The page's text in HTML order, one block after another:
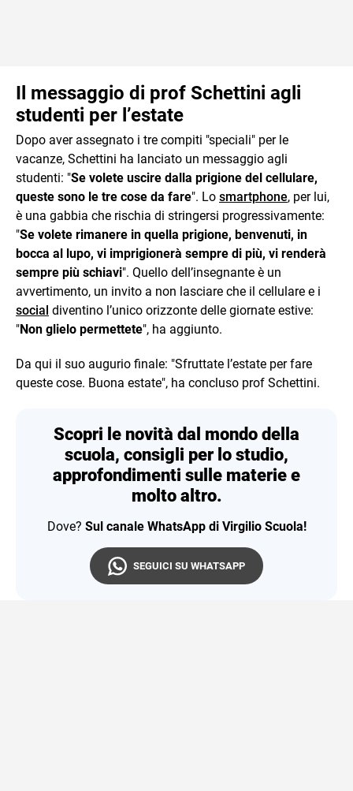
Il messaggio di prof Schettini agli
studenti per l’estate
Dopo aver assegnato i tre compiti "speciali" per le
vacanze, Schettini ha lanciato un messaggio agli
studenti: "Se volete uscire dalla prigione del cellulare,
queste sono le tre cose da fare". Lo smartphone, per lui,
è una gabbia che rischia di stringersi progressivamente:
"Se volete rimanere in quella prigione, benvenuti, in
bocca al lupo, vi imprigionerà sempre di più, vi renderà
sempre più schiavi". Quello dell’insegnante è un
avvertimento, un invito a non lasciare che il cellulare e i
social diventino l’unico orizzonte delle giornate estive:
"Non glielo permettete", ha aggiunto.
Da qui il suo augurio finale: "Sfruttate l’estate per fare
queste cose. Buona estate", ha concluso prof Schettini.
Scopri le novità dal mondo della
scuola, consigli per lo studio,
approfondimenti sulle materie e
molto altro.
Dove? Sul canale WhatsApp di Virgilio Scuola!
SEGUICI SU WHATSAPP